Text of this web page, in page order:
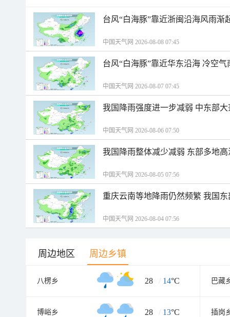
台风“白海豚”靠近浙闽沿海风雨渐
中国天气网 2026-08-08 07:45
台风“白海豚”靠近华东沿海 冷空
中国天气网 2026-08-07 07:45
我国降雨强度进一步减弱 中东部
中国天气网 2026-08-06 07:50
我国降雨整体减少减弱 东部多地
中国天气网 2026-08-05 07:56
重庆云南等地降雨仍然频繁 我国
中国天气网 2026-08-04 07:56
周边地区 周边乡镇
八楞乡 28 / 14°C 巴藏
博峪乡 28 / 13°C 插岗